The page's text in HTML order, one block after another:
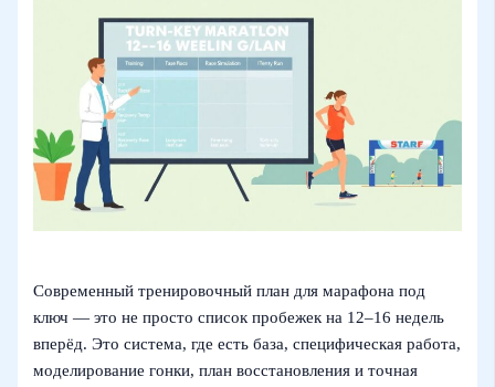
Современный тренировочный план для марафона под
ключ — это не просто список пробежек на 12–16 недель
вперёд. Это система, где есть база, специфическая работа,
моделирование гонки, план восстановления и точная